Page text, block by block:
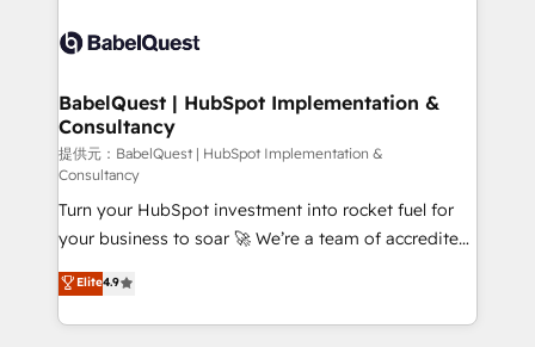
Innovation HubSpot Impact Award - Platform
Migration Excellence HubSpot Impact Award -
professionals.
custom API integrations with ERP (and other
operations A little about us: • Boutique 'Elite' team of
12 • 150+ clients across Sales Hub, Marketing Hub,
Service Hub, Data Hub and CMS • ISO/IEC
27001:2022, ISO 9001:2015, and ISO 42001:2023
certified - the AI management standard • GuardHub:
our AI governance framework, built on ISO 42001
Ready for the next step? Click the 👈 '𝗖𝗼𝗻𝘁𝗮𝗰𝘁
𝗯𝘂𝘀𝗶𝗻𝗲𝘀𝘀' button to get in touch (𝘸𝘦'𝘳𝘦 𝘴𝘶𝘱𝘦𝘳
𝘳𝘦𝘴𝘱𝘰𝘯𝘴𝘪𝘷𝘦)
BabelQuest | HubSpot Implementation &
Consultancy
提供元：BabelQuest | HubSpot Implementation &
Consultancy
Turn your HubSpot investment into rocket fuel for
your business to soar 🚀 We’re a team of accredited
HubSpot experts ready to help you. We can
implement the platform into complex business
environments, optimise what you've got and make
Elite4.9